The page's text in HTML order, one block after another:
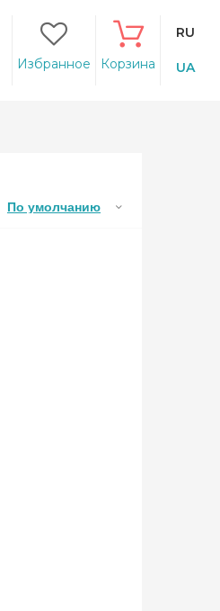
Избранное Корзина
RU
UA
По умолчанию